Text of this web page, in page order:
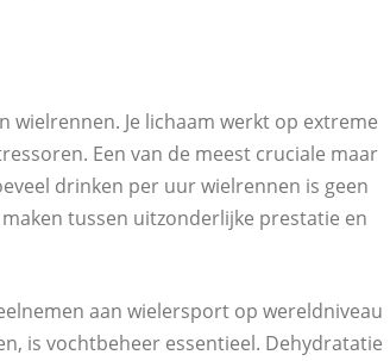
wielrennen. Je lichaam werkt op extreme
Een van de meest cruciale maar
drinken per uur wielrennen is geen
tussen uitzonderlijke prestatie en
aan wielersport op wereldniveau
is vochtbeheer essentieel. Dehydratatie